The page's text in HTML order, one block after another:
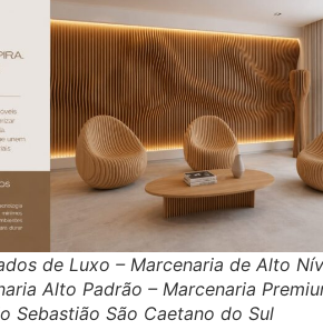
de Luxo – Marcenaria de Alto
Alto Padrão – Marcenaria
Sebastião São Caetano do Sul